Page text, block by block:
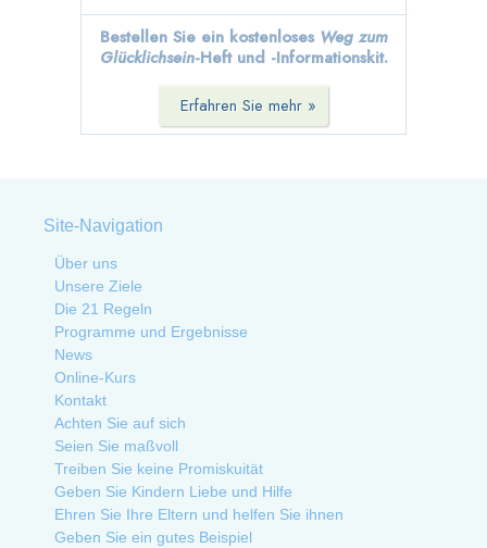
Bestellen Sie ein kostenloses Weg zum
Glücklichsein-Heft und -Informationskit.
Erfahren Sie mehr »
Site-Navigation
Über uns
Unsere Ziele
Die 21 Regeln
Programme und Ergebnisse
News
Online-Kurs
Kontakt
Achten Sie auf sich
Seien Sie maßvoll
Treiben Sie keine Promiskuität
Geben Sie Kindern Liebe und Hilfe
Ehren Sie Ihre Eltern und helfen Sie ihnen
Geben Sie ein gutes Beispiel